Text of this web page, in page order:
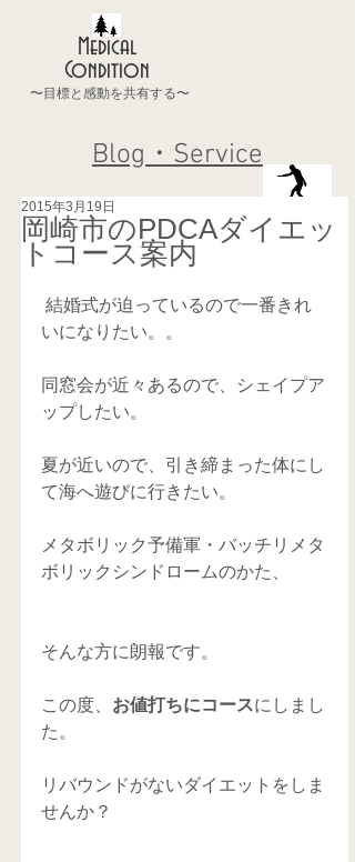
Medical
Condition
〜目標と感動を共有する〜
Blog・Service
岡崎市のPDCAダイエッ
トコース案内
2015年3月19日
いになりたい。。
同窓会が近々あるので、シェイプア
ップしたい。
夏が近いので、引き締まった体にし
て海へ遊びに行きたい。
メタボリック予備軍・バッチリメタ
ボリックシンドロームのかた、
そんな方に朗報です。
この度、 お値打ちにコースにしまし
た。
リバウンドがないダイエットをしま
せんか？